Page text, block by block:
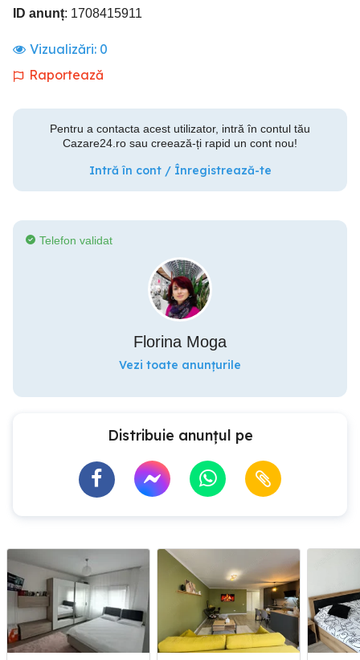
ID anunț: 1708415911
Vizualizări: 0
Raportează
Pentru a contacta acest utilizator, intră în contul tău
Cazare24.ro sau creează-ți rapid un cont nou!
Intră în cont / Înregistrează-te
Telefon validat
Florina Moga
Vezi toate anunțurile
Distribuie anunțul pe